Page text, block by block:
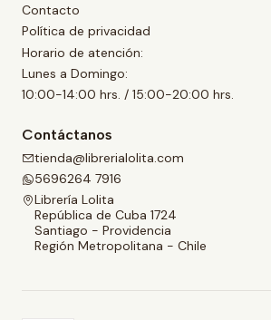
Contacto
Política de privacidad
Horario de atención:
Lunes a Domingo:
10:00-14:00 hrs. / 15:00-20:00 hrs.
Contáctanos
tienda@librerialolita.com
5696264 7916
Librería Lolita
República de Cuba 1724
Santiago - Providencia
Región Metropolitana - Chile